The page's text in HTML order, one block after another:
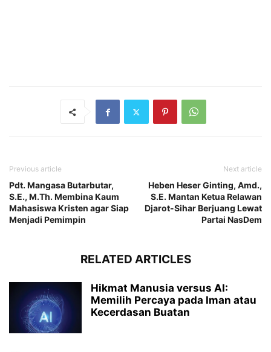
Previous article
Pdt. Mangasa Butarbutar,
S.E., M.Th. Membina Kaum
Mahasiswa Kristen agar Siap
Menjadi Pemimpin
Next article
Heben Heser Ginting, Amd.,
S.E. Mantan Ketua Relawan
Djarot-Sihar Berjuang Lewat
Partai NasDem
RELATED ARTICLES
Hikmat Manusia versus AI:
Memilih Percaya pada Iman atau
Kecerdasan Buatan